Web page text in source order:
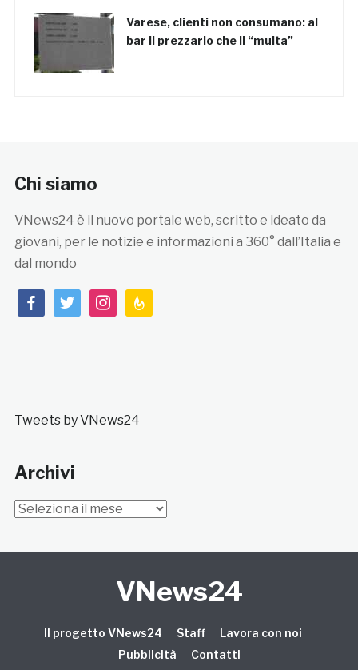
Varese, clienti non consumano: al
bar il prezzario che li “multa”
Chi siamo
VNews24 è il nuovo portale web, scritto e ideato da
giovani, per le notizie e informazioni a 360° dall’Italia e
dal mondo
facebooktwitterinstagramfeedburner
Tweets by VNews24
Archivi
Archivi
VNews24
Il progetto VNews24 Staff
Lavora con noi
Pubblicità
Contatti